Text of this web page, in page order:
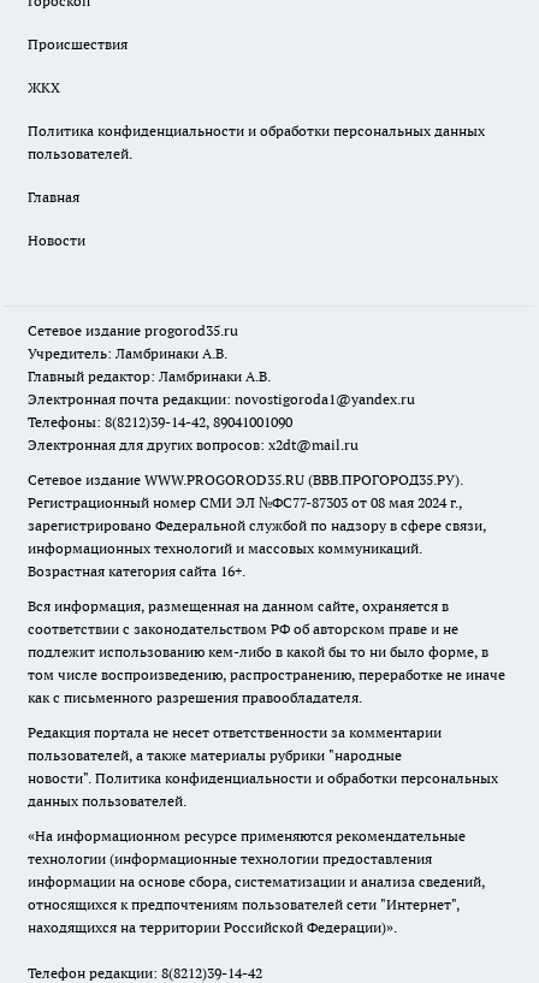
Происшествия
ЖКХ
Политика конфиденциальности и обработки персональных данных
пользователей.
Главная
Новости
Сетевое издание progorod35.ru
Учредитель: Ламбринаки А.В.
Главный редактор: Ламбринаки А.В.
Электронная почта редакции: novostigoroda1@yandex.ru
Телефоны: 8(8212)39-14-42, 89041001090
Электронная для других вопросов: x2dt@mail.ru
Сетевое издание WWW.PROGOROD35.RU (ВВВ.ПРОГОРОД35.РУ).
Регистрационный номер СМИ ЭЛ №ФС77-87303 от 08 мая 2024 г.,
зарегистрировано Федеральной службой по надзору в сфере связи,
информационных технологий и массовых коммуникаций.
Возрастная категория сайта 16+.
Вся информация, размещенная на данном сайте, охраняется в
соответствии с законодательством РФ об авторском праве и не
подлежит использованию кем-либо в какой бы то ни было форме, в
том числе воспроизведению, распространению, переработке не иначе
как с письменного разрешения правообладателя.
Редакция портала не несет ответственности за комментарии
пользователей, а также материалы рубрики "народные
новости". Политика конфиденциальности и обработки персональных
данных пользователей.
«На информационном ресурсе применяются рекомендательные
технологии (информационные технологии предоставления
информации на основе сбора, систематизации и анализа сведений,
относящихся к предпочтениям пользователей сети "Интернет",
находящихся на территории Российской Федерации)».
Телефон редакции: 8(8212)39-14-42